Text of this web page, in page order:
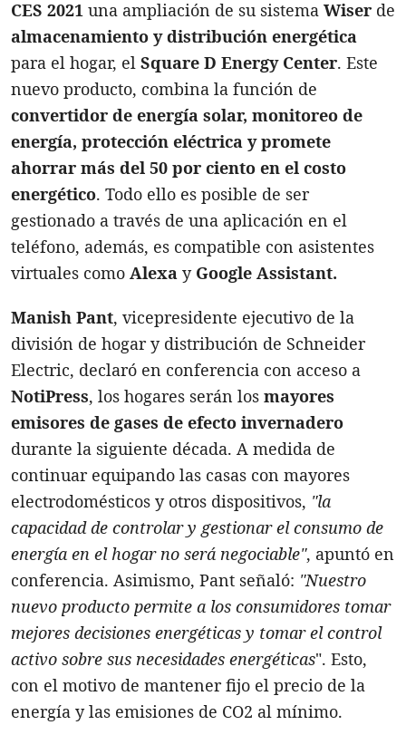
CES 2021 una ampliación de su sistema Wiser de
almacenamiento y distribución energética
para el hogar, el Square D Energy Center. Este
nuevo producto, combina la función de
convertidor de energía solar, monitoreo de
energía, protección eléctrica y promete
ahorrar más del 50 por ciento en el costo
energético. Todo ello es posible de ser
gestionado a través de una aplicación en el
teléfono, además, es compatible con asistentes
virtuales como Alexa y Google Assistant.
Manish Pant, vicepresidente ejecutivo de la
división de hogar y distribución de Schneider
Electric, declaró en conferencia con acceso a
NotiPress, los hogares serán los mayores
emisores de gases de efecto invernadero
durante la siguiente década. A medida de
continuar equipando las casas con mayores
electrodomésticos y otros dispositivos, "la
capacidad de controlar y gestionar el consumo de
energía en el hogar no será negociable", apuntó en
conferencia. Asimismo, Pant señaló: "Nuestro
nuevo producto permite a los consumidores tomar
mejores decisiones energéticas y tomar el control
activo sobre sus necesidades energéticas". Esto,
con el motivo de mantener fijo el precio de la
energía y las emisiones de CO2 al mínimo.